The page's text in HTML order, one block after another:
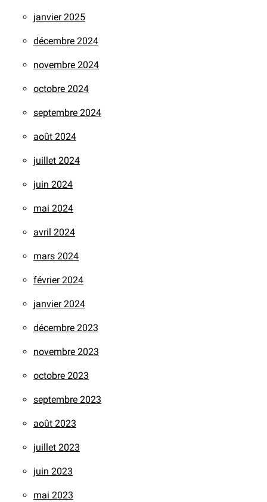
janvier 2025
décembre 2024
novembre 2024
octobre 2024
septembre 2024
août 2024
juillet 2024
juin 2024
mai 2024
avril 2024
mars 2024
février 2024
janvier 2024
décembre 2023
novembre 2023
octobre 2023
septembre 2023
août 2023
juillet 2023
juin 2023
mai 2023